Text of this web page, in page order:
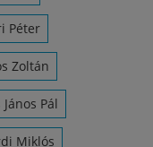
Péter
Zoltán
János Pál
Miklós